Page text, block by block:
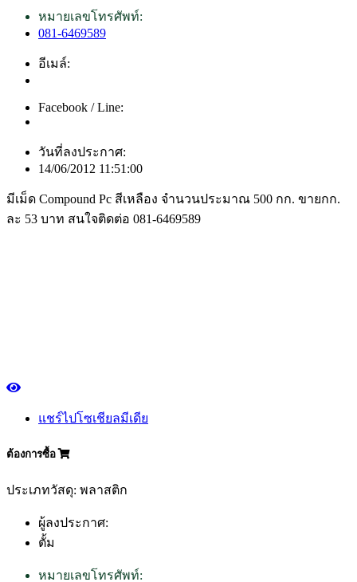
หมายเลขโทรศัพท์:
081-6469589
อีเมล์:
Facebook / Line:
วันที่ลงประกาศ:
14/06/2012 11:51:00
มีเม็ด Compound Pc สีเหลือง จำนวนประมาณ 500 กก. ขายกก.
ละ 53 บาท สนใจติดต่อ 081-6469589
แชร์ไปโซเชียลมีเดีย
ต้องการซื้อ
ประเภทวัสดุ: พลาสติก
ผู้ลงประกาศ:
ตั้ม
หมายเลขโทรศัพท์: